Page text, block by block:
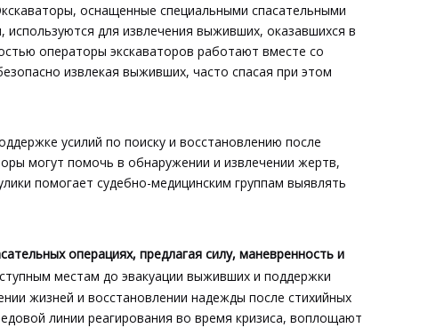
оснащенные специальными спасательными
для извлечения выживших, оказавшихся в
операторы экскаваторов работают вместе со
извлекая выживших, часто спасая при этом
усилий по поиску и восстановлению после
могут помочь в обнаружении и извлечении жертв,
помогает судебно-медицинским группам выявлять
операциях, предлагая силу, маневренность и
местам до эвакуации выживших и поддержки
жизней и восстановлении надежды после стихийных
линии реагирования во время кризиса, воплощают